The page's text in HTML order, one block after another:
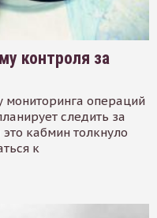
контроля за
мониторинга операций
следить за
кабмин толкнуло
к